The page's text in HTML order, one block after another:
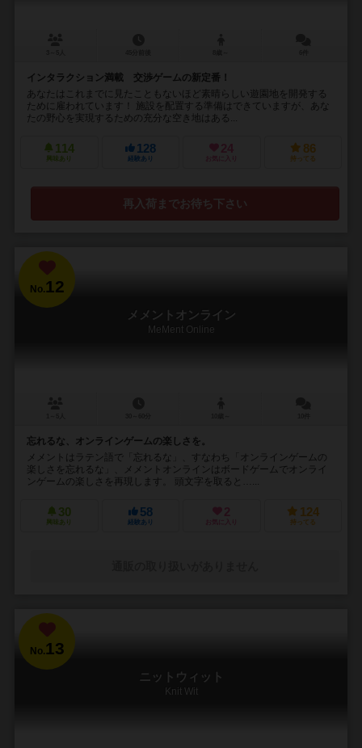
インタラクション満載 交渉ゲームの新定番！
あなたはこれまでに見たこともないほど素晴らしい遊園地を開発する
ために雇われています！ 施設を配置する準備はできていますが、あな
たの野心を実現するための充分な空き地はある...
114
興味あり
128
経験あり
24
お気に入り
86
持ってる
再入荷までお待ち下さい
No.12
メメントオンライン
MeMent Online
忘れるな、オンラインゲームの楽しさを。
メメントはラテン語で「忘れるな」、すなわち「オンラインゲームの
楽しさを忘れるな」、メメントオンラインはボードゲームでオンライ
ンゲームの楽しさを再現します。 頭文字を取ると…...
30
興味あり
58
経験あり
2
お気に入り
124
持ってる
No.13
ニットウィット
Knit Wit